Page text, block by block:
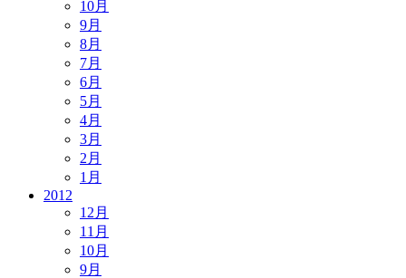
10月
9月
8月
7月
6月
5月
4月
3月
2月
1月
2012
12月
11月
10月
9月